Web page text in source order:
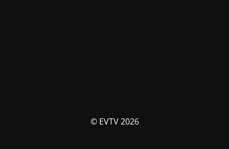
© EVTV 2026